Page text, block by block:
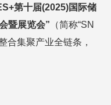
第十届(2025)国际储
暨展览会” （简称“SN
合集聚产业全链条，